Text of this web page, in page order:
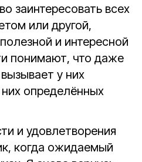
заинтересовать всех
или другой,
и интересной
понимают, что даже
у них
определённых
и удовлетворения
когда ожидаемый